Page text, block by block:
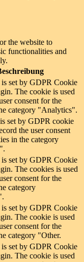
the website to
functionalities and
set by GDPR Cookie
The cookie is used
consent for the
category "Analytics".
set by GDPR cookie
the user consent
in the category
set by GDPR Cookie
The cookies is used
consent for the
category
set by GDPR Cookie
The cookie is used
consent for the
category "Other.
set by GDPR Cookie
The cookie is used